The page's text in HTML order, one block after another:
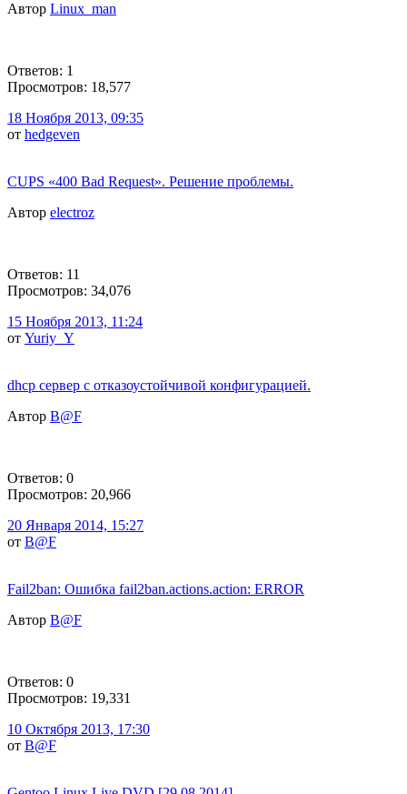
Автор Linux_man
Ответов: 1
Просмотров: 18,577
18 Ноября 2013, 09:35
от hedgeven
CUPS «400 Bad Request». Решение проблемы.
Автор electroz
Ответов: 11
Просмотров: 34,076
15 Ноября 2013, 11:24
от Yuriy_Y
dhcp сервер с отказоустойчивой конфигурацией.
Автор B@F
Ответов: 0
Просмотров: 20,966
20 Января 2014, 15:27
от B@F
Fail2ban: Ошибка fail2ban.actions.action: ERROR
Автор B@F
Ответов: 0
Просмотров: 19,331
10 Октября 2013, 17:30
от B@F